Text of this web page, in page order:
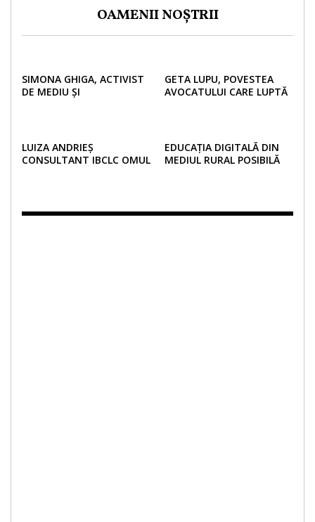
OAMENII NOȘTRII
SIMONA GHIGA, ACTIVIST
DE MEDIU ȘI
VERDE!
GETA LUPU, POVESTEA
AVOCATULUI CARE LUPTĂ
LUIZA ANDRIEȘ
CONSULTANT IBCLC OMUL
EDUCAȚIA DIGITALĂ DIN
MEDIUL RURAL POSIBILĂ